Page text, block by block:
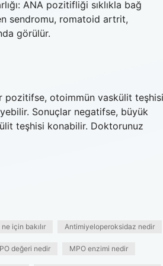
ANA pozitifliği sıklıkla bağ
sendromu, romatoid artrit,
görülür.
pozitifse, otoimmün vaskülit teşhisi
Sonuçlar negatifse, büyük
teşhisi konabilir. Doktorunuz
için bakılır Antimiyeloperoksidaz nedir
değeri nedir MPO enzimi nedir